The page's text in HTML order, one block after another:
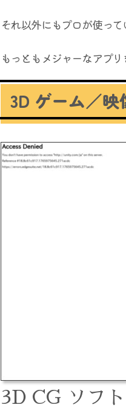
それ以外にもプロが使っ
もっともメジャーなアプ
3D ゲーム／
3D CG ソフ